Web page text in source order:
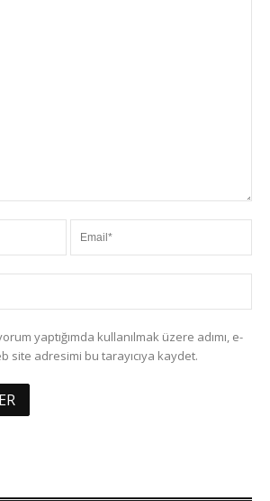
yaptığımda kullanılmak üzere adımı, e-
site adresimi bu tarayıcıya kaydet.